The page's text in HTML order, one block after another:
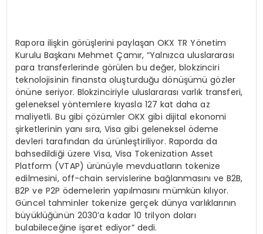
Rapora ilişkin görüşlerini paylaşan OKX TR Yönetim
Kurulu Başkanı Mehmet Çamır, “Yalnızca uluslararası
para transferlerinde görülen bu değer, blokzinciri
teknolojisinin finansta oluşturduğu dönüşümü gözler
önüne seriyor. Blokzinciriyle uluslararası varlık transferi,
geleneksel yöntemlere kıyasla 127 kat daha az
maliyetli. Bu gibi çözümler OKX gibi dijital ekonomi
şirketlerinin yanı sıra, Visa gibi geleneksel ödeme
devleri tarafından da ürünleştiriliyor. Raporda da
bahsedildiği üzere Visa, Visa Tokenization Asset
Platform (VTAP) ürünüyle mevduatların tokenize
edilmesini, off-chain servislerine bağlanmasını ve B2B,
B2P ve P2P ödemelerin yapılmasını mümkün kılıyor.
Güncel tahminler tokenize gerçek dünya varlıklarının
büyüklüğünün 2030’a kadar 10 trilyon doları
bulabileceğine işaret ediyor” dedi.